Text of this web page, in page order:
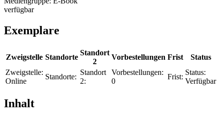
verfügbar
Exemplare
Zweigstelle Standorte
Standort
2
Vorbestellungen Frist
Status
Zweigstelle:
Online
Standorte:
Standort
2:
Vorbestellungen:
0
Frist:
Status:
Verfügbar
Inhalt